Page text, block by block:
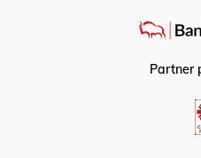
Partner